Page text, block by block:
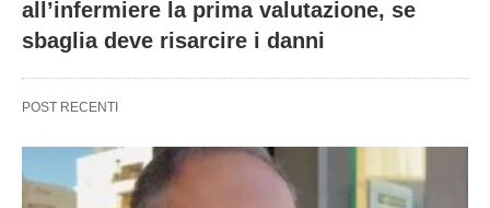
all’infermiere la prima valutazione, se
sbaglia deve risarcire i danni
POST RECENTI